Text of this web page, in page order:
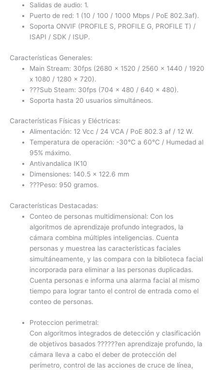
Salidas de audio: 1.
Puerto de red: 1 (10 / 100 / 1000 Mbps / PoE 802.3af).
Soporta ONVIF (PROFILE S, PROFILE G, PROFILE T) /
ISAPI / SDK / ISUP.
Características Generales:
Main Stream: 30fps (2680 x 1520 / 2560 x 1440 / 1920
x 1080 / 1280 x 720).
???Sub Steam: 30fps (704 x 480 / 640 x 480).
Soporta hasta 20 usuarios simultáneos.
Características Físicas y Eléctricas:
Alimentación: 12 Vcc / 24 VCA / PoE 802.3 af / 12 W.
Temperatura de operación: -30°C a 60°C / Humedad al
95% máximo.
Antivandalica IK10
Dimensiones: 140.5 x 122.6 mm
???Peso: 950 gramos.
Características Destacadas:
Conteo de personas multidimensional: Con los
algoritmos de aprendizaje profundo integrados, la
cámara combina múltiples inteligencias. Cuenta
personas y muestrea las características faciales
simultáneamente, y las compara con la biblioteca facial
incorporada para eliminar a las personas duplicadas.
Cuenta personas e informa una alarma facial al mismo
tiempo para lograr tanto el control de entrada como el
conteo de personas.
Proteccion perimetral:
Con algoritmos integrados de detección y clasificación
de objetivos basados ??????en aprendizaje profundo, la
cámara lleva a cabo el deber de protección del
perímetro, control de las acciones de cruce de línea,